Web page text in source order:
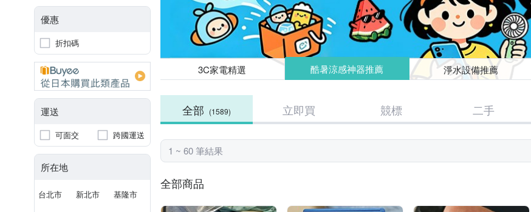
優惠
折扣碼
運送
可面交 跨國運送
所在地
台北市 新北市 基隆市
3C家電精選 酷暑涼感神器推薦 淨水設備推薦
全部 (1589) 立即買 競標 二手
1 ~ 60 筆結果
全部商品